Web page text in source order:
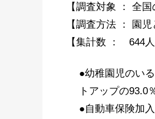
【調査対象 ： 全
【調査方法 ： 園
【集計数 ： 644人
●幼稚園児のい
トアップの93.0
●自動車保険加